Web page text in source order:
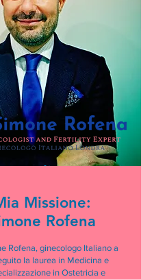
Italiano a
Missione:
Rofena
Rofena, ginecologo Italiano a
la laurea in Medicina e
in Ostetricia e